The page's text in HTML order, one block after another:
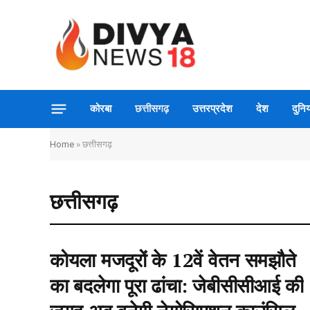
कोरबा छत्तीसगढ़ उत्तरप्रदेश देश
Home » छत्तीसगढ़
छत्तीसगढ़
कोयला मजदूरों के 12वें वेतन समझौते
का बदलेगा पूरा ढांचा: जेबीसीसीआई की